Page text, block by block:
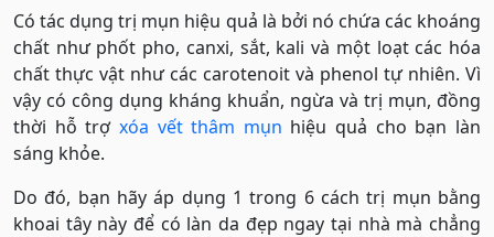
Có tác dụng trị mụn hiệu quả là bởi nó chứa các khoáng
chất như phốt pho, canxi, sắt, kali và một loạt các hóa
chất thực vật như các carotenoit và phenol tự nhiên. Vì
vậy có công dụng kháng khuẩn, ngừa và trị mụn, đồng
thời hỗ trợ xóa vết thâm mụn hiệu quả cho bạn làn
sáng khỏe.
Do đó, bạn hãy áp dụng 1 trong 6 cách trị mụn bằng
khoai tây này để có làn da đẹp ngay tại nhà mà chẳng